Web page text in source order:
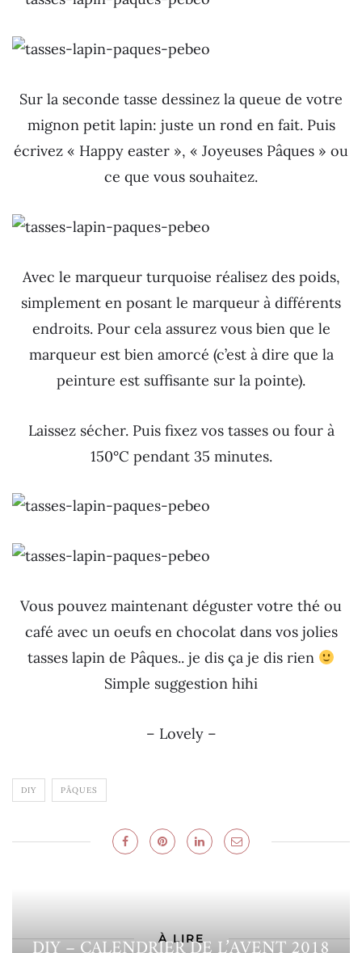
Sur la seconde tasse dessinez la queue de votre
mignon petit lapin: juste un rond en fait. Puis
écrivez « Happy easter », « Joyeuses Pâques » ou
ce que vous souhaitez.
Avec le marqueur turquoise réalisez des poids,
simplement en posant le marqueur à différents
endroits. Pour cela assurez vous bien que le
marqueur est bien amorcé (c’est à dire que la
peinture est suffisante sur la pointe).
Laissez sécher. Puis fixez vos tasses ou four à
150°C pendant 35 minutes.
Vous pouvez maintenant déguster votre thé ou
café avec un oeufs en chocolat dans vos jolies
tasses lapin de Pâques.. je dis ça je dis rien
Simple suggestion hihi
– Lovely –
DIY PÂQUES
À LIRE